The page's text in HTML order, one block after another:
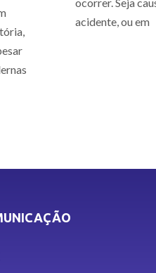
ocorrer. Seja
acidente, ou em